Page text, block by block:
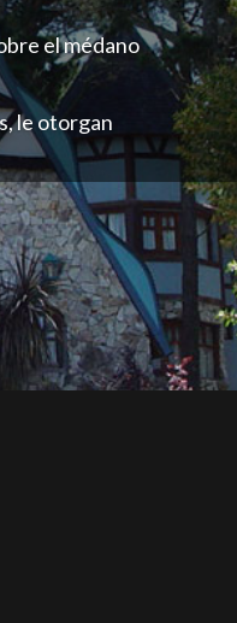
el médano
le otorgan